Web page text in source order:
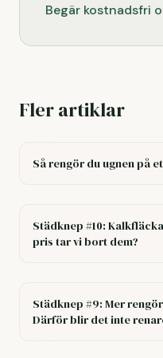
Begär kostnadsfri
Fler artiklar
Så rengör du ugnen på
Städknep #10:
pris tar vi bort dem?
Städknep #9: Mer
Därför blir det inte